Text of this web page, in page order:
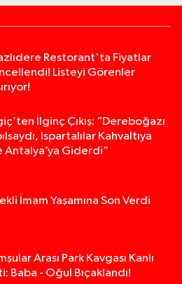
Restorant'ta Fiyatlar
Listeyi Görenler
İlginç Çıkış: “Dereboğazı
Ispartalılar Kahvaltıya
Antalya’ya Giderdi”
İmam Yaşamına Son Verdi
Arası Park Kavgası Kanlı
Baba - Oğul Bıçaklandı!